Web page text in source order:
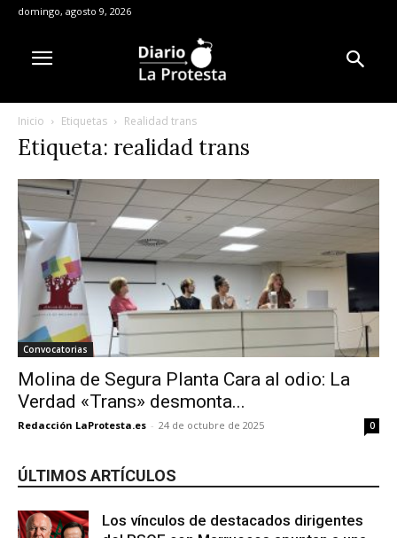
domingo, agosto 9, 2026
Inicio Etiquetas Realidad trans
Etiqueta: realidad trans
Convocatorias
Molina de Segura Planta Cara al odio: La
Verdad «Trans» desmonta...
Redacción LaProtesta.es - 24 de octubre de 2025 0
ÚLTIMOS ARTÍCULOS
Los vínculos de destacados dirigentes